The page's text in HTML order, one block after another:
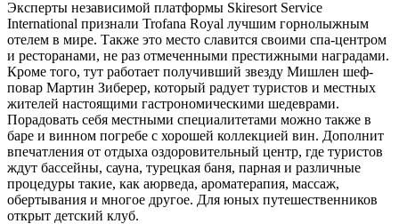
Эксперты независимой платформы Skiresort Service
International признали Trofana Royal лучшим горнолыжным
отелем в мире. Также это место славится своими спа-центром
и ресторанами, не раз отмеченными престижными наградами.
Кроме того, тут работает получивший звезду Мишлен шеф-
повар Мартин Зиберер, который радует туристов и местных
жителей настоящими гастрономическими шедеврами.
Порадовать себя местными специалитетами можно также в
баре и винном погребе с хорошей коллекцией вин. Дополнит
впечатления от отдыха оздоровительный центр, где туристов
ждут бассейны, сауна, турецкая баня, парная и различные
процедуры такие, как аюрведа, ароматерапия, массаж,
обертывания и многое другое. Для юных путешественников
открыт детский клуб.